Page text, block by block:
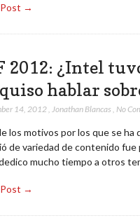
Post →
2012: ¿Intel
hablar
14, 2012, Jonathan Blancas , No
los motivos por los que se ha
de variedad de contenido
mucho tiempo a otros
Post →